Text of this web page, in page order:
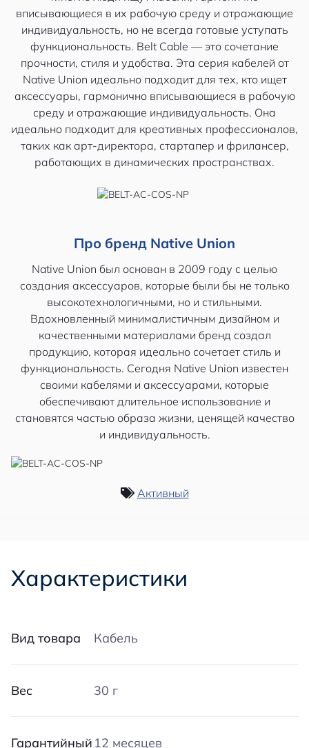
вписывающиеся в их рабочую среду и отражающие
индивидуальность, но не всегда готовые уступать
функциональность. Belt Cable — это сочетание
прочности, стиля и удобства. Эта серия кабелей от
Native Union идеально подходит для тех, кто ищет
аксессуары, гармонично вписывающиеся в рабочую
среду и отражающие индивидуальность. Она
идеально подходит для креативных профессионалов,
таких как арт-директора, стартапер и фрилансер,
работающих в динамических пространствах.
Про бренд Native Union
Native Union был основан в 2009 году с целью
создания аксессуаров, которые были бы не только
высокотехнологичными, но и стильными.
Вдохновленный минималистичным дизайном и
качественными материалами бренд создал
продукцию, которая идеально сочетает стиль и
функциональность. Сегодня Native Union известен
своими кабелями и аксессуарами, которые
обеспечивают длительное использование и
становятся частью образа жизни, ценящей качество
и индивидуальность.
Активный
Характеристики
Вид товара Кабель
Вес 30 г
Гарантийный 12 месяцев